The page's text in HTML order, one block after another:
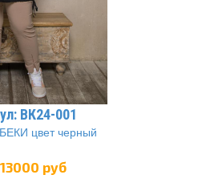
ВК24-001
цвет черный
13000 руб